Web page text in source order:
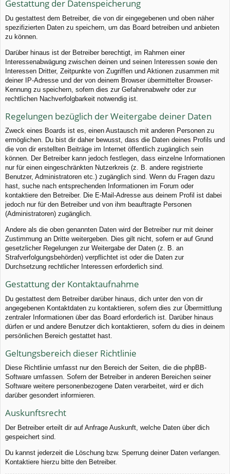
Gestattung der Datenspeicherung
Du gestattest dem Betreiber, die von dir eingegebenen und oben näher
spezifizierten Daten zu speichern, um das Board betreiben und anbieten
zu können.
Darüber hinaus ist der Betreiber berechtigt, im Rahmen einer
Interessenabwägung zwischen deinen und seinen Interessen sowie den
Interessen Dritter, Zeitpunkte von Zugriffen und Aktionen zusammen mit
deiner IP-Adresse und der von deinem Browser übermittelter Browser-
Kennung zu speichern, sofern dies zur Gefahrenabwehr oder zur
rechtlichen Nachverfolgbarkeit notwendig ist.
Regelungen bezüglich der Weitergabe deiner Daten
Zweck eines Boards ist es, einen Austausch mit anderen Personen zu
ermöglichen. Du bist dir daher bewusst, dass die Daten deines Profils und
die von dir erstellten Beiträge im Internet öffentlich zugänglich sein
können. Der Betreiber kann jedoch festlegen, dass einzelne Informationen
nur für einen eingeschränkten Nutzerkreis (z. B. andere registrierte
Benutzer, Administratoren etc.) zugänglich sind. Wenn du Fragen dazu
hast, suche nach entsprechenden Informationen im Forum oder
kontaktiere den Betreiber. Die E-Mail-Adresse aus deinem Profil ist dabei
jedoch nur für den Betreiber und von ihm beauftragte Personen
(Administratoren) zugänglich.
Andere als die oben genannten Daten wird der Betreiber nur mit deiner
Zustimmung an Dritte weitergeben. Dies gilt nicht, sofern er auf Grund
gesetzlicher Regelungen zur Weitergabe der Daten (z. B. an
Strafverfolgungsbehörden) verpflichtet ist oder die Daten zur
Durchsetzung rechtlicher Interessen erforderlich sind.
Gestattung der Kontaktaufnahme
Du gestattest dem Betreiber darüber hinaus, dich unter den von dir
angegebenen Kontaktdaten zu kontaktieren, sofern dies zur Übermittlung
zentraler Informationen über das Board erforderlich ist. Darüber hinaus
dürfen er und andere Benutzer dich kontaktieren, sofern du dies in deinem
persönlichen Bereich gestattet hast.
Geltungsbereich dieser Richtlinie
Diese Richtlinie umfasst nur den Bereich der Seiten, die die phpBB-
Software umfassen. Sofern der Betreiber in anderen Bereichen seiner
Software weitere personenbezogene Daten verarbeitet, wird er dich
darüber gesondert informieren.
Auskunftsrecht
Der Betreiber erteilt dir auf Anfrage Auskunft, welche Daten über dich
gespeichert sind.
Du kannst jederzeit die Löschung bzw. Sperrung deiner Daten verlangen.
Kontaktiere hierzu bitte den Betreiber.